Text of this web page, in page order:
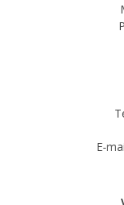
E-